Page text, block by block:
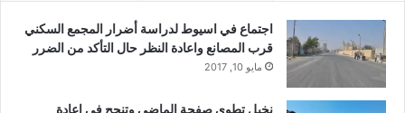
اجتماع في اسيوط لدراسة أضرار المجمع السكني
قرب المصانع واعادة النظر حال التأكد من الضرر
مايو 10, 2017